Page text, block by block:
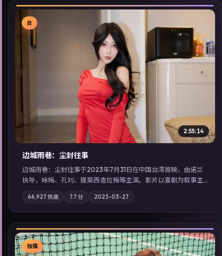
▶
台
2:55:14
边城雨巷：尘封往事
边城雨巷：尘封往事于2023年7月31日在中国台湾首映，由诺兰
执导，咏梅、孔刘、提莫西·查拉梅等主演。影片以喜剧为叙事主
轴，旧案重提，真相与谎言在同一条时间线上交锋；摄影与配乐
强化地域气质；站内亦可通过「国产免费观看高清电视剧在线
看」延展检索同类型高分佳作，畅享高清在线追剧体验。
66,927 热度 7.7 分 2023-03-27
独播